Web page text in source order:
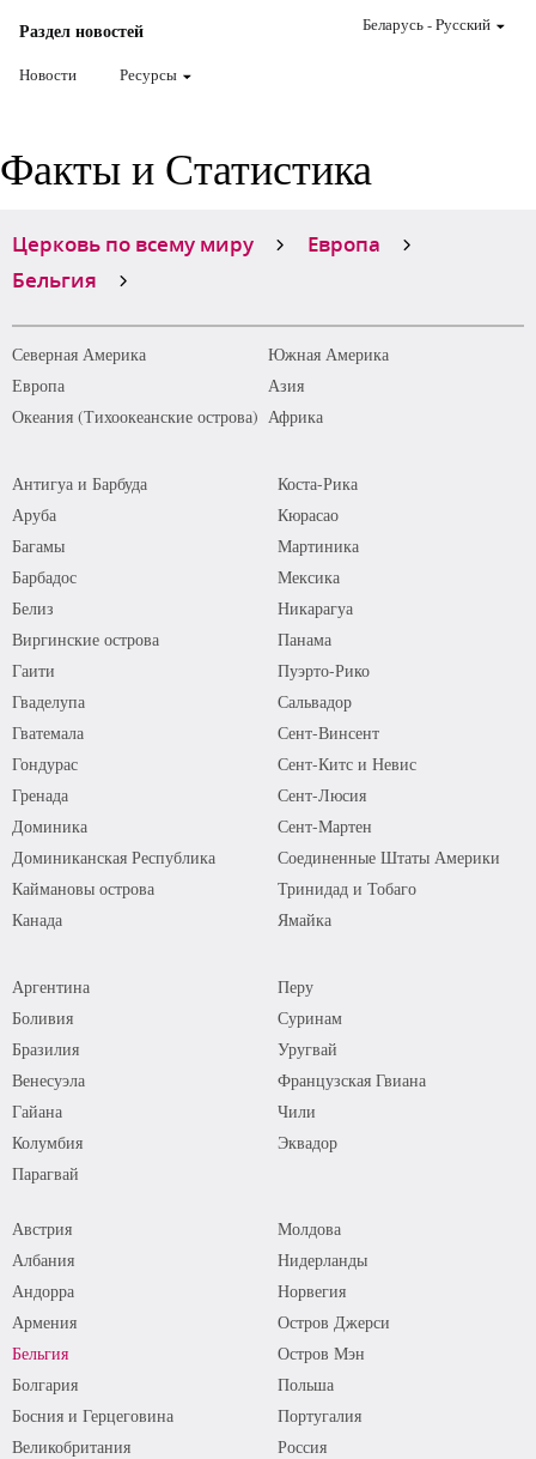
Раздел новостей
Новости Ресурсы
Беларусь-Pусский
Факты и Статистика
Церковь по всему миру
Европа
Бельгия
Северная Америка
Южная Америка
Европа
Азия
Океания (Тихоокеанские острова) Африка
Антигуа и Барбуда
Аруба
Багамы
Барбадос
Белиз
Виргинские острова
Гаити
Гваделупа
Гватемала
Гондурас
Гренада
Доминика
Доминиканская Республика
Каймановы острова
Канада
Коста-Рика
Кюрасао
Мартиника
Мексика
Никарагуа
Панама
Пуэрто-Рико
Сальвадор
Сент-Винсент
Сент-Китс и Невис
Сент-Люсия
Сент-Мартен
Соединенные Штаты Америки
Тринидад и Тобаго
Ямайка
Аргентина
Боливия
Бразилия
Венесуэла
Гайана
Колумбия
Парагвай
Перу
Суринам
Уругвай
Французская Гвиана
Чили
Эквадор
Австрия
Албания
Андорра
Армения
Бельгия
Болгария
Босния и Герцеговина
Великобритания
Молдова
Нидерланды
Норвегия
Остров Джерси
Остров Мэн
Польша
Португалия
Россия